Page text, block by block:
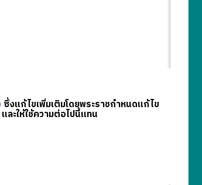
ซึ่งแก้ไขเพิ่มเติมโดยพระราชกำหนดแก้ไข
ให้ใช้ความต่อไปนี้แทน